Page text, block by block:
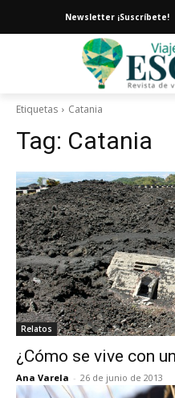
Newsletter ¡Suscríbete!
Etiquetas Catania
Tag: Catania
Relatos
¿Cómo se vive con
Ana Varela - 26 de junio de 2013